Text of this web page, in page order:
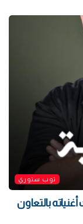
توب ستوري
بالتعاون